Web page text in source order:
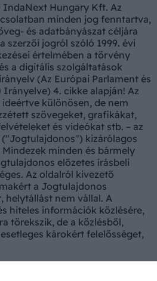
Hungary Kft. Az
minden jog fenntartva,
és adatbányászat céljára
szerzői jogról szóló 1999. évi
értelmében a törvény
a digitális szolgáltatások
(Az Európai Parlament és
Irányelve) 4. cikke alapján! Az
különösen, de nem
szövegeket, grafikákat,
és videókat stb. – az
kizárólagos
minden és bármely
előzetes írásbeli
Az oldalról kivezető
a Jogtulajdonos
helytállást nem vállal. A
hiteles információk közlésére,
törekszik, de a közlésből,
károkért felelősséget,